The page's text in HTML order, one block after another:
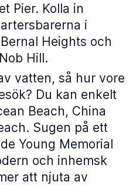
Pier. Kolla in
i
Heights och
Hill.
vatten, så hur vore
Du kan enkelt
Beach, China
Sugen på ett
Young Memorial
och inhemsk
att njuta av